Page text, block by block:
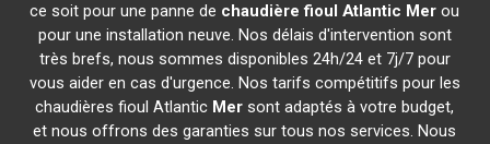
ce soit pour une panne de chaudière fioul Atlantic Mer ou
pour une installation neuve. Nos délais d'intervention sont
très brefs, nous sommes disponibles 24h/24 et 7j/7 pour
vous aider en cas d'urgence. Nos tarifs compétitifs pour les
chaudières fioul Atlantic Mer sont adaptés à votre budget,
et nous offrons des garanties sur tous nos services. Nous